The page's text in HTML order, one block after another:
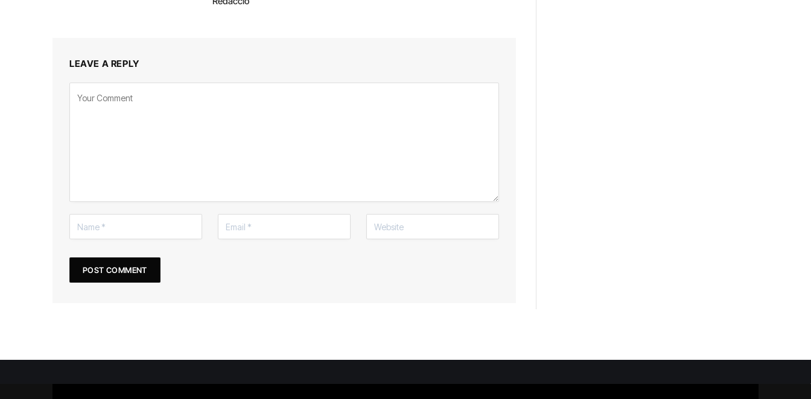
LEAVE A REPLY